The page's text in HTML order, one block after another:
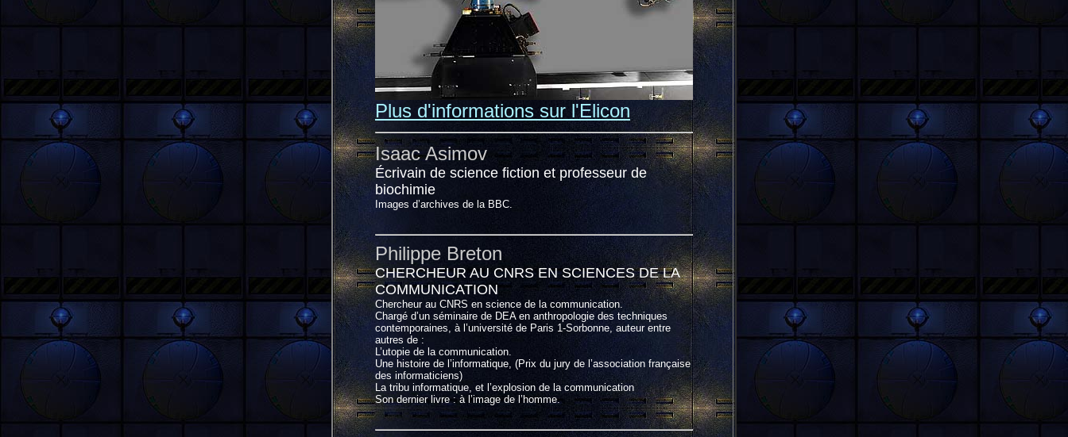
Plus d'informations sur l'Elicon
Isaac Asimov
Écrivain de science fiction et professeur de
biochimie
Images d’archives de la BBC.
Philippe Breton
CHERCHEUR AU CNRS EN SCIENCES DE LA
COMMUNICATION
Chercheur au CNRS en science de la communication.
Chargé d’un séminaire de DEA en anthropologie des techniques
contemporaines, à l’université de Paris 1-Sorbonne, auteur entre
autres de :
L’utopie de la communication.
Une histoire de l’informatique, (Prix du jury de l’association française
des informaticiens)
La tribu informatique, et l’explosion de la communication
Son dernier livre : à l’image de l’homme.